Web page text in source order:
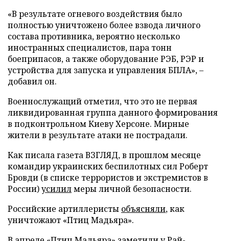
«В результате огневого воздействия было
полностью уничтожено более взвода личного
состава противника, вероятно несколько
иностранных специалистов, пара тонн
боеприпасов, а также оборудование РЭБ, РЭР и
устройства для запуска и управления БПЛА», –
добавил он.
Военнослужащий отметил, что это не первая
ликвидированная группа данного формирования
в подконтрольном Киеву Херсоне. Мирные
жители в результате атаки не пострадали.
Как писала газета ВЗГЛЯД, в прошлом месяце
командир украинских беспилотных сил Роберт
Бровди (в списке террористов и экстремистов в
России)усилилмеры личной безопасности.
Российские артиллеристы объясняли, как
уничтожают «Птиц Мадьяра».